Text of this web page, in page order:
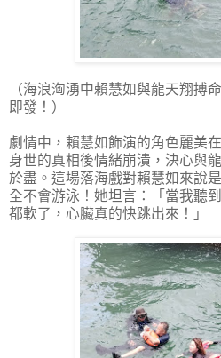
（海浪洶湧中賴慧如與龍天翔搏
即發！）
劇情中，賴慧如飾演的角色麗美
身世的真相後情緒崩潰，決心與
於盡。這場落海戲對賴慧如來說
全不會游泳！她坦言：「當我聽
都軟了，心臟真的快跳出來！」